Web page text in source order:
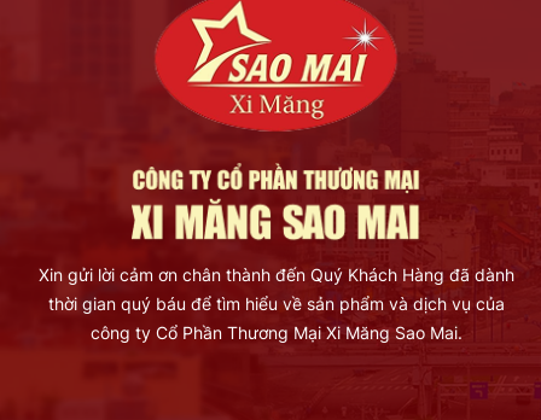
Xin gửi lời cảm ơn chân thành đến Quý Khách Hàng đã dành
thời gian quý báu để tìm hiểu về sản phẩm và dịch vụ của
công ty Cổ Phần Thương Mại Xi Măng Sao Mai.